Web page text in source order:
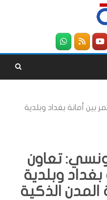
أمانة بغداد وبلدية
تعاون
وبلدية
الذكية